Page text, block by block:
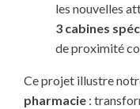
les nouvelles
3 cabines
de proximité
Ce projet illustre
pharmacie :